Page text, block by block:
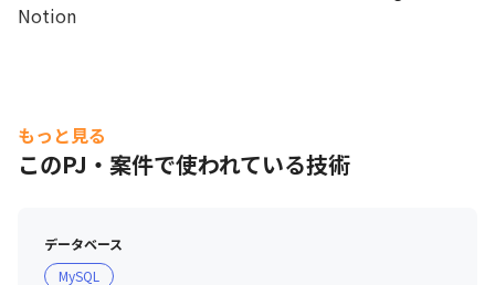
Notion
もっと見る
このPJ・案件で使われている技術
データベース
MySQL